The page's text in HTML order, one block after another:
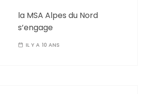
la MSA Alpes du Nord
s’engage
IL Y A 10 ANS